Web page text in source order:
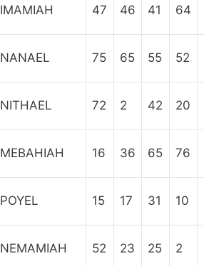
IMAMIAH 47 46 41 64
NANAEL 75 65 55 52
NITHAEL 72 2 42 20
MEBAHIAH 16 36 65 76
POYEL 15 17 31 10
NEMAMIAH 52 23 25 2